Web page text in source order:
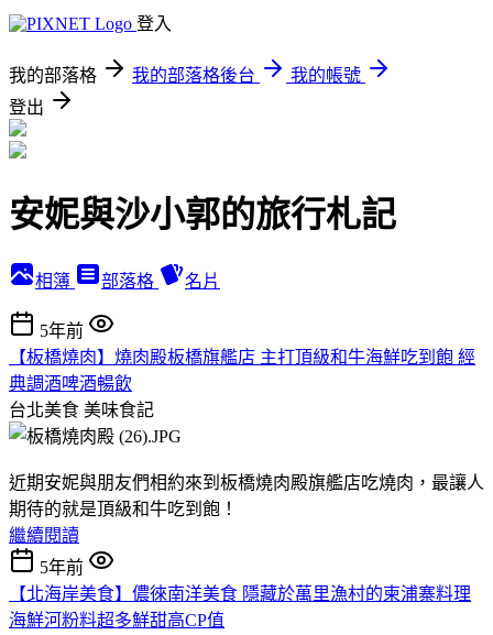
登入
我的部落格 我的部落格後台
我的帳號
登出
安妮與沙小郭的旅行札記
相簿 部落格 名片
5年前
【板橋燒肉】燒肉殿板橋旗艦店 主打頂級和牛海鮮吃到飽 經
典調酒啤酒暢飲
台北美食 美味食記
近期安妮與朋友們相約來到板橋燒肉殿旗艦店吃燒肉，最讓人
期待的就是頂級和牛吃到飽！
繼續閱讀
5年前
【北海岸美食】儂徠南洋美食 隱藏於萬里漁村的柬浦寨料理
海鮮河粉料超多鮮甜高CP值